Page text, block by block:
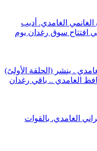
الغانمي الغامدي. أديب
افتتاح سوق رغدان يوم
. ينشر (الحلقة الأولىً)
الغامدي .. باقي رغدان
الغامدي. بالقوات